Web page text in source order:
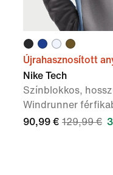
Újrahasznosított
Nike Tech
Színblokkos,
Windrunner
90,99 € 129,99 €